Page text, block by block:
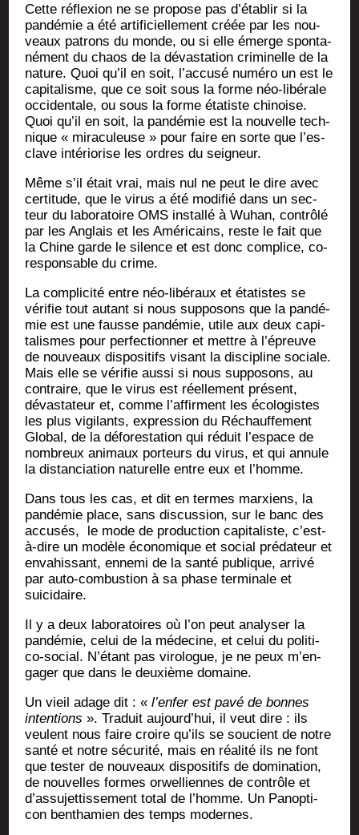
Cette réflexion ne se pro­pose pas d’é­ta­blir si la
pan­dé­mie a été arti­fi­ciel­le­ment créée par les nou­
veaux patrons du monde, ou si elle émerge spon­ta­
né­ment du chaos de la dévas­ta­tion cri­mi­nelle de la
nature. Quoi qu’il en soit, l’ac­cu­sé numé­ro un est le
capi­ta­lisme, que ce soit sous la forme néo-libé­rale
occi­den­tale, ou sous la forme éta­tiste chi­noise.
Quoi qu’il en soit, la pan­dé­mie est la nou­velle tech­
nique « mira­cu­leuse » pour faire en sorte que l’es­
clave inté­rio­rise les ordres du seigneur.
Même s’il était vrai, mais nul ne peut le dire avec
cer­ti­tude, que le virus a été modi­fié dans un sec­
teur du labo­ra­toire OMS ins­tal­lé à Wuhan, contrô­lé
par les Anglais et les Amé­ri­cains, reste le fait que
la Chine garde le silence et est donc com­plice, co-
res­pon­sable du crime.
La com­pli­ci­té entre néo-libé­raux et éta­tistes se
véri­fie tout autant si nous sup­po­sons que la pan­dé­
mie est une fausse pan­dé­mie, utile aux deux capi­
ta­lismes pour per­fec­tion­ner et mettre à l’é­preuve
de nou­veaux dis­po­si­tifs visant la dis­ci­pline sociale.
Mais elle se véri­fie aus­si si nous sup­po­sons, au
contraire, que le virus est réel­le­ment pré­sent,
dévas­ta­teur et, comme l’af­firment les éco­lo­gistes
les plus vigi­lants, expres­sion du Réchauf­fe­ment
Glo­bal, de la défo­res­ta­tion qui réduit l’es­pace de
nom­breux ani­maux por­teurs du virus, et qui annule
la dis­tan­cia­tion natu­relle entre eux et l’homme.
Dans tous les cas, et dit en termes mar­xiens, la
pan­dé­mie place, sans dis­cus­sion, sur le banc des
accu­sés, le mode de pro­duc­tion capi­ta­liste, c’est-
à-dire un modèle éco­no­mique et social pré­da­teur et
enva­his­sant, enne­mi de la san­té publique, arri­vé
par auto-com­bus­tion à sa phase ter­mi­nale et
suicidaire.
Il y a deux labo­ra­toires où l’on peut ana­ly­ser la
pan­dé­mie, celui de la méde­cine, et celui du poli­ti­
co-social. N’é­tant pas viro­logue, je ne peux m’en­
ga­ger que dans le deuxième domaine.
Un vieil adage dit : «l’en­fer est pavé de bonnes
inten­tions ». Tra­duit aujourd’­hui, il veut dire : ils
veulent nous faire croire qu’ils se sou­cient de notre
san­té et notre sécu­ri­té, mais en réa­li­té ils ne font
que tes­ter de nou­veaux dis­po­si­tifs de domi­na­tion,
de nou­velles formes orwel­liennes de contrôle et
d’as­su­jet­tis­se­ment total de l’homme. Un Pan­op­ti­
con ben­tha­mien des temps modernes.